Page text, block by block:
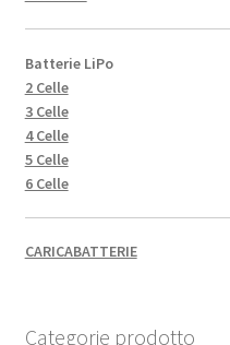
Batterie LiPo
2 Celle
3 Celle
4 Celle
5 Celle
6 Celle
CARICABATTERIE
Categorie prodotto